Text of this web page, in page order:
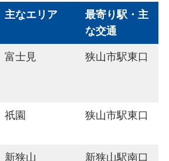
主なエリア
最寄り駅・主
な交通
富士見 狭山市駅東口
祇園 狭山市駅東口
新狭山 新狭山駅南口